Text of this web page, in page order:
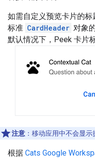
如需自定义预览卡片的
标准 CardHeader 对象
默认情况下，Peek 卡片
注意 ：移动应用中不会显示
根据 Cats Google